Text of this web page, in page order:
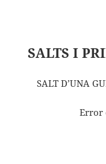
SALTS I
SALT D’UNA
Error